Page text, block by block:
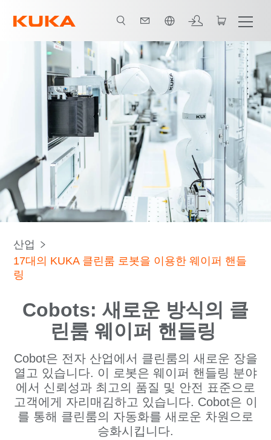
E-Book 다운로드 모든 시스템 파트너
산업
17대의 KUKA 클린룸 로봇을 이용한 웨이퍼 핸들
링
Cobots: 새로운 방식의 클
린룸 웨이퍼 핸들링
Cobot은 전자 산업에서 클린룸의 새로운 장을
열고 있습니다. 이 로봇은 웨이퍼 핸들링 분야
에서 신뢰성과 최고의 품질 및 안전 표준으로
고객에게 자리매김하고 있습니다. Cobot은 이
를 통해 클린룸의 자동화를 새로운 차원으로
승화시킵니다.